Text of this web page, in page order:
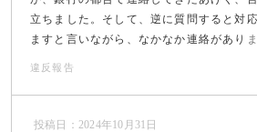
立ちました。そして、逆に質問すると対
ますと言いながら、なかなか連絡があり
違反報告
投稿日：2024年10月31日